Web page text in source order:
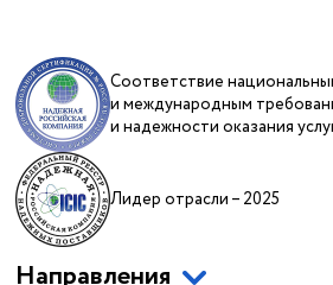
Соответствие
и международным
и надежности оказания
Лидер отрасли – 2025
Направления